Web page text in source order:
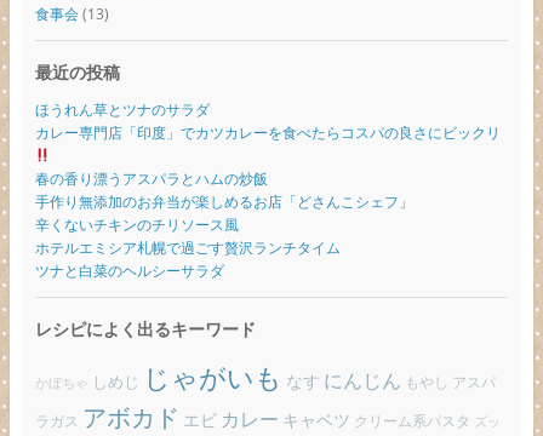
食事会(13)
最近の投稿
ほうれん草とツナのサラダ
カレー専門店「印度」でカツカレーを食べたらコスパの良さにビックリ
春の香り漂うアスパラとハムの炒飯
手作り無添加のお弁当が楽しめるお店「どさんこシェフ」
辛くないチキンのチリソース風
ホテルエミシア札幌で過ごす贅沢ランチタイム
ツナと白菜のヘルシーサラダ
レシピによく出るキーワード
かぼちゃ しめじ じゃがいも なす にんじん もやし アスパ
ラガス アボカド エビ カレー キャベツ クリーム系パスタ ズッ